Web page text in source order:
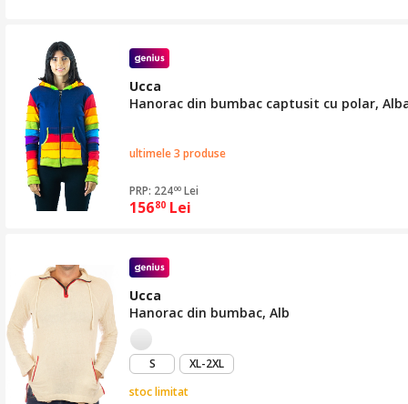
Ucca
Hanorac din bumbac captusit cu polar,
ultimele 3 produse
PRP: 22400 Lei
15680 Lei
Ucca
Hanorac din bumbac, Alb
S
XL-2XL
stoc limitat